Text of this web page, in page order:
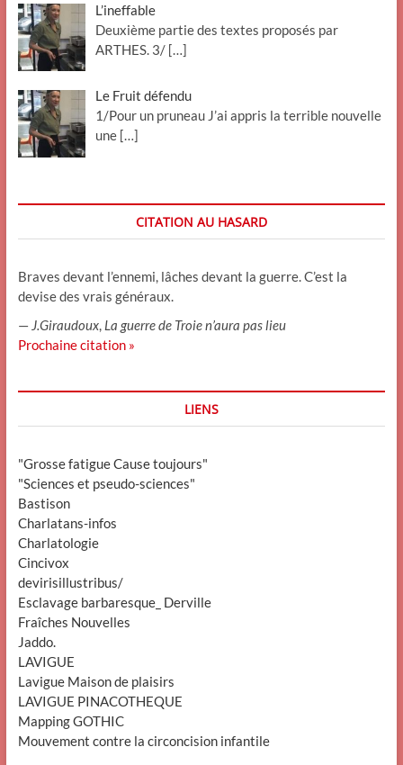
L’ineffable
Deuxième partie des textes proposés par
ARTHES. 3/ […]
Le Fruit défendu
1/Pour un pruneau J’ai appris la terrible nouvelle
une […]
CITATION AU HASARD
Braves devant l’ennemi, lâches devant la guerre. C’est la
devise des vrais généraux.
— J.Giraudoux, La guerre de Troie n’aura pas lieu
Prochaine citation »
LIENS
"Grosse fatigue Cause toujours"
"Sciences et pseudo-sciences"
Bastison
Charlatans-infos
Charlatologie
Cincivox
devirisillustribus/
Esclavage barbaresque_ Derville
Fraîches Nouvelles
Jaddo.
LAVIGUE
Lavigue Maison de plaisirs
LAVIGUE PINACOTHEQUE
Mapping GOTHIC
Mouvement contre la circoncision infantile